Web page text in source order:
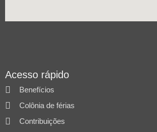
Acesso rápido
Benefícios
Colônia de férias
Contribuições